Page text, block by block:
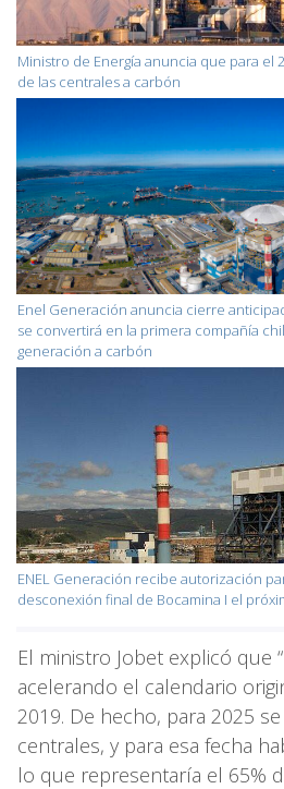
Ministro de Energía anuncia que para el
de las centrales a carbón
Enel Generación anuncia cierre
se convertirá en la primera compañía
generación a carbón
ENEL Generación recibe autorización
desconexión final de Bocamina I el
El ministro Jobet explicó que
acelerando el calendario
2019. De hecho, para 2025
centrales, y para esa fecha
lo que representaría el 65%